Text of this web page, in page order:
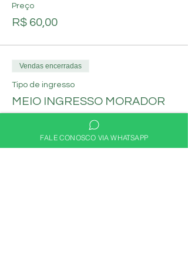
Preço
R$ 60,00
Vendas encerradas
Tipo de ingresso
MEIO INGRESSO MORADOR
Preço
FALE CONOSCO VIA WHATSAPP